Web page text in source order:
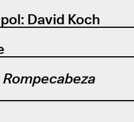
David Koch
Rompecabeza